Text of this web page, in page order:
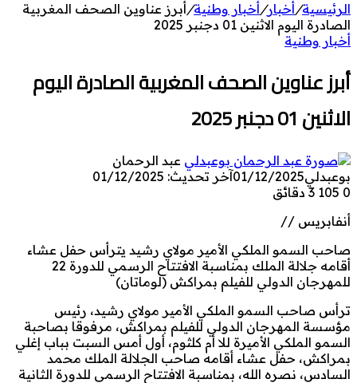
الرئيسية/أخبار/أخبار وطنية/أبرز عناوين الصحف المغربية
الصادرة اليوم الاثنين 01 دجنبر 2025
أخبار وطنية
أبرز عناوين الصحف المغربية الصادرة اليوم
الاثنين 01 دجنبر 2025
عبد الرحمان
بوعبدلي01/12/2025آخر تحديث: 01/12/2025
0
3 دقائق
أنفابريس //
صاحب السمو الملكي الأمير مولاي رشيد يترأس حفل عشاء
أقامه جلالة الملك بمناسبة الافتتاح الرسمي للدورة 22
للمهرجان الدولي للفيلم بمراكش (لوماتان)
ترأس صاحب السمو الملكي الأمير مولاي رشيد، رئيس
مؤسسة المهرجان الدولي للفيلم بمراكش، مرفوقا بصاحبة
السمو الملكي الأميرة للا أم كلثوم، أول أمس السبت بباب إغلي
بمراكش، حفل عشاء أقامه صاحب الجلالة الملك محمد
السادس، نصره الله، بمناسبة الافتتاح الرسمي للدورة الثانية